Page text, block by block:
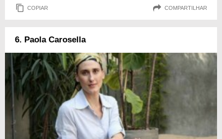
COPIAR COMPARTILHAR
6. Paola Carosella